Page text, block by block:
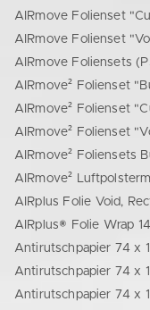
AIRmove Foliensets
AIRmove² Foliensets
AIRmove²
AIRplus Folie Void,
Antirutschpapier 74 x
Antirutschpapier 74 x
Antirutschpapier 74 x